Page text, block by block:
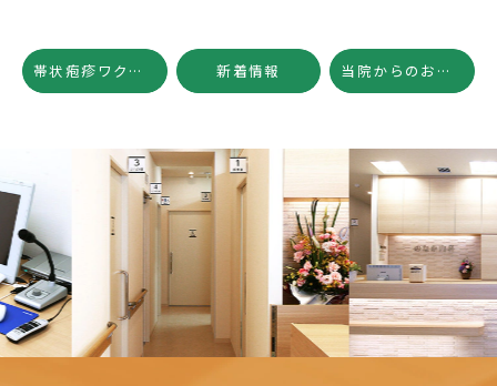
帯状疱疹ワクチン「シングリックス®」筋注用を始めました 新着情報 当院からのお願い
Previous